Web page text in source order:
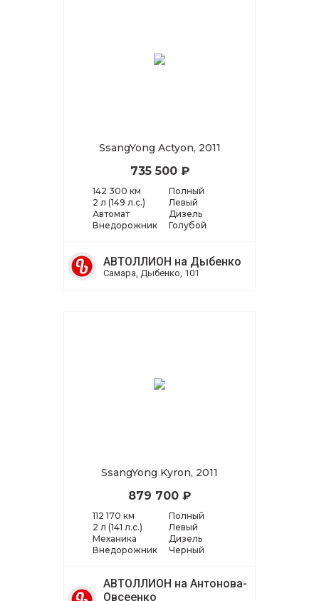
SsangYong Actyon, 2011
735 500 ₽
142 300 км
2 л (149 л.с.)
Автомат
Внедорожник
Полный
Левый
Дизель
Голубой
АВТОЛЛИОН на Дыбенко
Самара, Дыбенко, 101
SsangYong Kyron, 2011
879 700 ₽
112 170 км
2 л (141 л.с.)
Механика
Внедорожник
Полный
Левый
Дизель
Черный
АВТОЛЛИОН на Антонова-
Овсеенко